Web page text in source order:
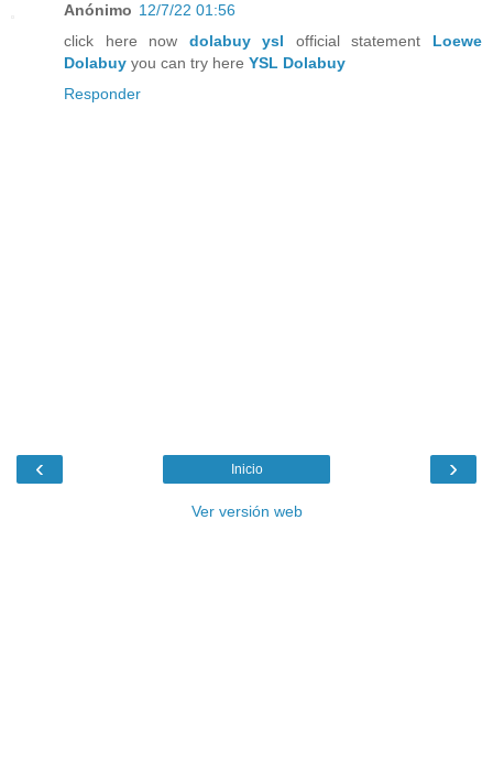
Anónimo 12/7/22 01:56
click here now dolabuy ysl official statement Loewe
Dolabuy you can try here YSL Dolabuy
Responder
‹ ›
Inicio
Ver versión web